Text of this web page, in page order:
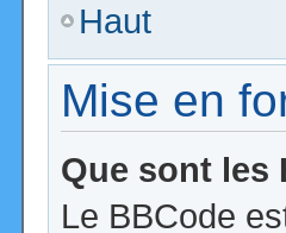
Haut
Mise en
Que sont les
Le BBCode